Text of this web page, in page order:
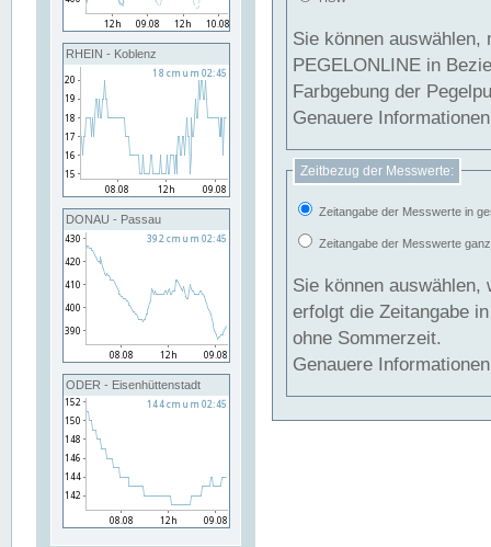
RHEIN - Koblenz
DONAU - Passau
ODER - Eisenhüttenstadt
Sie können
PEGELONLINE in Beziehung
Farbgebung der
Genauere
Zeitbezug der Messwerte:
Zeitangabe der Messwerte in
Zeitangabe der Messwerte
Sie können auswählen,
erfolgt die Zeitangabe
ohne Sommerzeit.
Genauere